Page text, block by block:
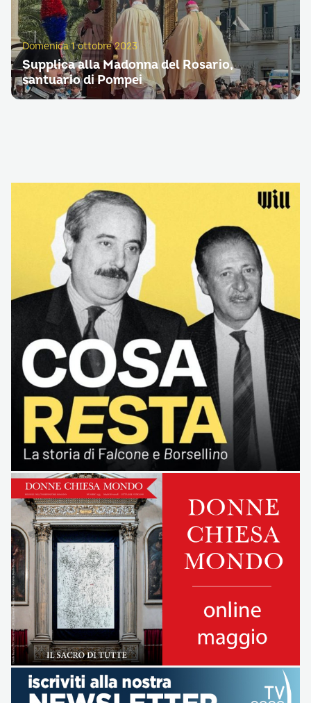
Domenica 1 ottobre 2023
Supplica alla Madonna del Rosario,
santuario di Pompei